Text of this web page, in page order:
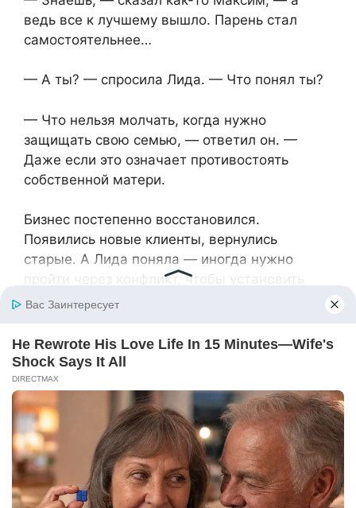
ведь все к лучшему вышло. Парень стал
самостоятельнее…
— А ты? — спросила Лида. — Что понял ты?
— Что нельзя молчать, когда нужно
защищать свою семью, — ответил он. —
Даже если это означает противостоять
собственной матери.
Бизнес постепенно восстановился.
Появились новые клиенты, вернулись
старые. А Лида поняла — иногда нужно
пройти через конфликт, чтобы установить
четкие правила. И дело не в деньгах, а в
собственности.
Дом снова наполнился смехом отдыхающих,
а не упреками свекрови. И это было
правильно — ведь каждый должен сам
решать, как распоряжаться своим
наследством.